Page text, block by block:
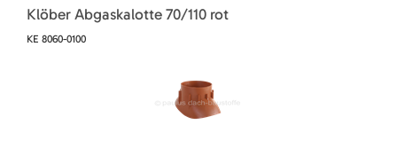
Klöber Abgaskalotte 70/110 rot
KE 8060-0100